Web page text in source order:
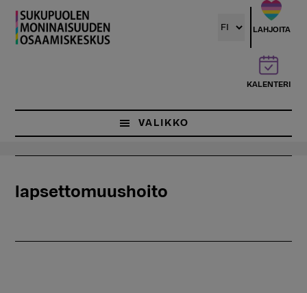
Hyppää
pääsisältöön
LAHJOITA
KALENTERI
VALIKKO
lapsettomuushoito